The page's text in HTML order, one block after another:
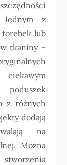
Jednym z
torebek lub
tkaniny –
z różnych
dodają
na
Można